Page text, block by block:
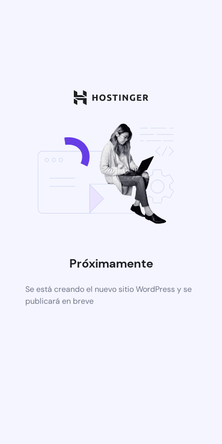
Próximamente
Se está creando el nuevo sitio WordPress y se
publicará en breve